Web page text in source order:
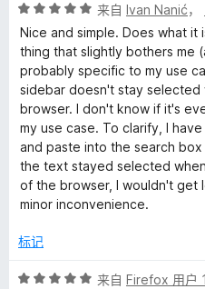
/
5
评
分
5
/
5
来自 Ivan Nanić，
Nice and simple. Does what
thing that slightly bothers me
probably specific to my use
sidebar doesn't stay
browser. I don't know if it's
my use case. To clarify, I
and paste into the search
the text stayed selected
of the browser, I wouldn't get
minor inconvenience.
标记
评
来自 Firefox 用户